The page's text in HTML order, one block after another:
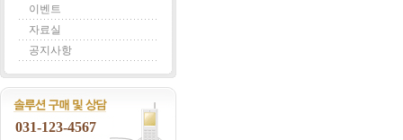
이벤트
자료실
공지사항
031-123-4567